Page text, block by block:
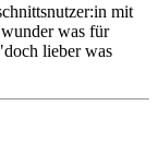
mit
was für
lieber was